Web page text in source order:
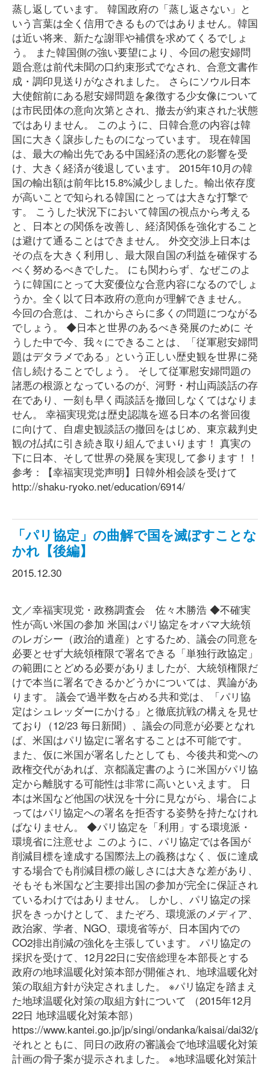
蒸し返しています。 韓国政府の「蒸し返さない」と
いう言葉は全く信用できるものではありません。韓国
は近い将来、新たな謝罪や補償を求めてくるでしょ
う。 また韓国側の強い要望により、今回の慰安婦問
題合意は前代未聞の口約束形式でなされ、合意文書作
成・調印見送りがなされました。 さらにソウル日本
大使館前にある慰安婦問題を象徴する少女像について
は市民団体の意向次第とされ、撤去が約束された状態
ではありません。 このように、日韓合意の内容は韓
国に大きく譲歩したものになっています。 現在韓国
は、最大の輸出先である中国経済の悪化の影響を受
け、大きく経済が後退しています。 2015年10月の韓
国の輸出額は前年比15.8%減少しました。輸出依存度
が高いことで知られる韓国にとっては大きな打撃で
す。 こうした状況下において韓国の視点から考える
と、日本との関係を改善し、経済関係を強化すること
は避けて通ることはできません。 外交交渉上日本は
その点を大きく利用し、最大限自国の利益を確保する
べく努めるべきでした。 にも関わらず、なぜこのよ
うに韓国にとって大変優位な合意内容になるのでしょ
うか。全く以て日本政府の意向が理解できません。
今回の合意は、これからさらに多くの問題につながる
でしょう。 ◆日本と世界のあるべき発展のために そ
うした中で今、我々にできることは、「従軍慰安婦問
題はデタラメである」という正しい歴史観を世界に発
信し続けることでしょう。 そして従軍慰安婦問題の
諸悪の根源となっているのが、河野・村山両談話の存
在であり、一刻も早く両談話を撤回しなくてはなりま
せん。 幸福実現党は歴史認識を巡る日本の名誉回復
に向けて、自虐史観談話の撤回をはじめ、東京裁判史
観の払拭に引き続き取り組んでまいります！ 真実の
下に日本、そして世界の発展を実現して参ります！！
参考：【幸福実現党声明】日韓外相会談を受けて
http://shaku-ryoko.net/education/6914/
「パリ協定」の曲解で国を滅ぼすことな
かれ【後編】
2015.12.30
文／幸福実現党・政務調査会 佐々木勝浩 ◆不確実
性が高い米国の参加 米国はパリ協定をオバマ大統領
のレガシー（政治的遺産）とするため、議会の同意を
必要とせず大統領権限で署名できる「単独行政協定」
の範囲にとどめる必要がありましたが、大統領権限だ
けで本当に署名できるかどうかについては、異論があ
ります。 議会で過半数を占める共和党は、「パリ協
定はシュレッダーにかける」と徹底抗戦の構えを見せ
ており（12/23 毎日新聞）、議会の同意が必要となれ
ば、米国はパリ協定に署名することは不可能です。
また、仮に米国が署名したとしても、今後共和党への
政権交代があれば、京都議定書のように米国がパリ協
定から離脱する可能性は非常に高いといえます。 日
本は米国など他国の状況を十分に見ながら、場合によ
ってはパリ協定への署名を拒否する姿勢を持たなけれ
ばなりません。 ◆パリ協定を「利用」する環境派・
環境省に注意せよ このように、パリ協定では各国が
削減目標を達成する国際法上の義務はなく、仮に達成
する場合でも削減目標の厳しさには大きな差があり、
そもそも米国など主要排出国の参加が完全に保証され
ているわけではありません。 しかし、パリ協定の採
択をきっかけとして、またぞろ、環境派のメディア、
政治家、学者、NGO、環境省等が、日本国内での
CO2排出削減の強化を主張しています。 パリ協定の
採択を受けて、12月22日に安倍総理を本部長とする
政府の地球温暖化対策本部が開催され、地球温暖化対
策の取組方針が決定されました。 ※パリ協定を踏まえ
た地球温暖化対策の取組方針について （2015年12月
22日 地球温暖化対策本部）
https://www.kantei.go.jp/jp/singi/ondanka/kaisai/dai32/
それとともに、同日の政府の審議会で地球温暖化対策
計画の骨子案が提示されました。 ※地球温暖化対策計